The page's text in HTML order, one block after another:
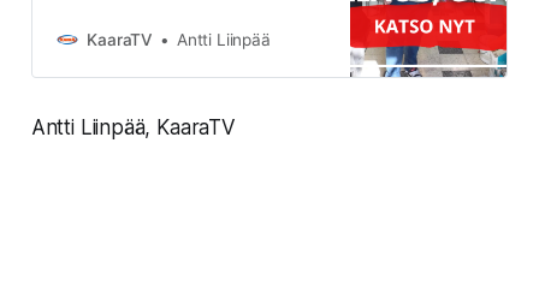
tarvittavat maalit, lakat ja pohja-
oikeista suojavarusteista,
erikoisteipeistä, joilla varmistat
KaaraTV Antti Liinpää
Antti Liinpää, KaaraTV